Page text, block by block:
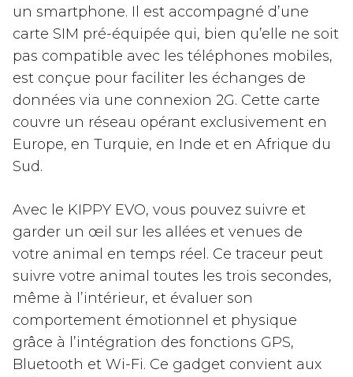
un smartphone. Il est accompagné d’une
carte SIM pré-équipée qui, bien qu’elle ne soit
pas compatible avec les téléphones mobiles,
est conçue pour faciliter les échanges de
données via une connexion 2G. Cette carte
couvre un réseau opérant exclusivement en
Europe, en Turquie, en Inde et en Afrique du
Sud.
Avec le KIPPY EVO, vous pouvez suivre et
garder un œil sur les allées et venues de
votre animal en temps réel. Ce traceur peut
suivre votre animal toutes les trois secondes,
même à l’intérieur, et évaluer son
comportement émotionnel et physique
grâce à l’intégration des fonctions GPS,
Bluetooth et Wi-Fi. Ce gadget convient aux